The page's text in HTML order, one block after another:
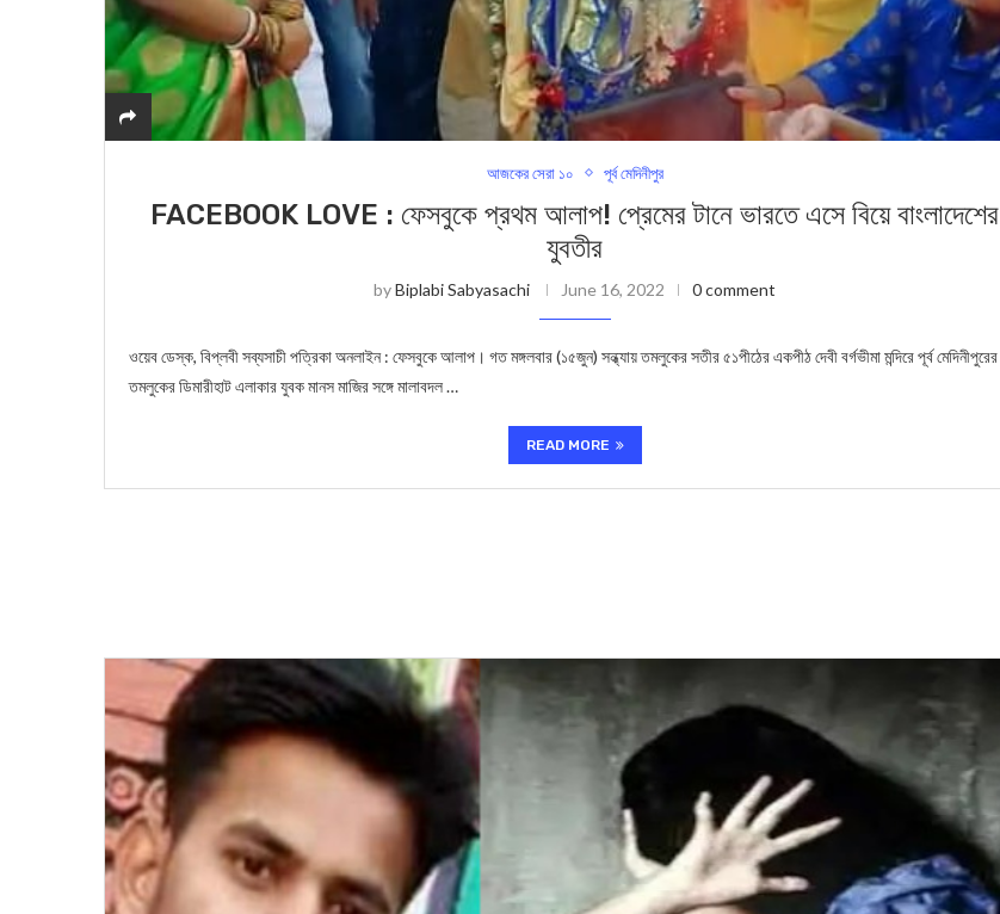
আজকের সেরা ১০ পূর্ব মেদিনীপুর
FACEBOOK LOVE : ফেসবুকে প্রথম আলাপ! প্রেমের টানে ভারতে এসে বিয়ে বাংলাদেশের
যুবতীর
byBiplabi Sabyasachi June 16, 2022 0 comment
ওয়েব ডেস্ক, বিপ্লবী সব্যসাচী পত্রিকা অনলাইন : ফেসবুকে আলাপ। গত মঙ্গলবার (১৫জুন) সন্ধ্যায় তমলুকের সতীর ৫১পীঠের একপীঠ দেবী বর্গভীমা মন্দিরে পূর্ব মেদিনীপুরের
তমলুকের ডিমারীহাট এলাকার যুবক মানস মাজির সঙ্গে মালাবদল …
READ MORE